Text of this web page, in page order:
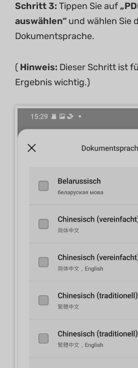
Schritt 3: Tippen Sie auf
auswählen“ und wählen Sie
Dokumentsprache.
( Hinweis: Dieser Schritt ist
Ergebnis wichtig.)